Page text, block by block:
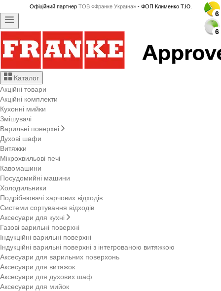
Офіційний партнер ТОВ «Франке Україна»- ФОП Клименко Т.Ю.
Каталог
Акційні товари
Акційні комплекти
Кухонні мийки
Змішувачі
Варильні поверхні
Духові шафи
Витяжки
Мікрохвильові печі
Кавомашини
Посудомийні машини
Холодильники
Подрібнювачі харчових відходів
Системи сортування відходів
Аксесуари для кухні
Газові варильні поверхні
Індукційні варильні поверхні
Індукційні варильні поверхні з інтегрованою витяжкою
Аксесуари для варильних поверхонь
Аксесуари для витяжок
Аксесуари для духових шаф
Аксесуари для мийок
6
6
6
6
6
6
6
6
6
6
6
6
6
6
6
6
6
6
6
6
6
6
6
6
6
6
6
6